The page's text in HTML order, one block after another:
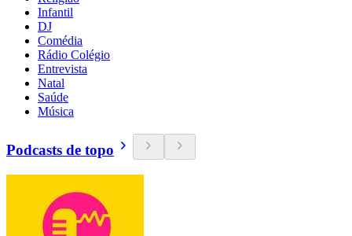
Infantil
DJ
Comédia
Rádio Colégio
Entrevista
Natal
Saúde
Música
Podcasts de topo